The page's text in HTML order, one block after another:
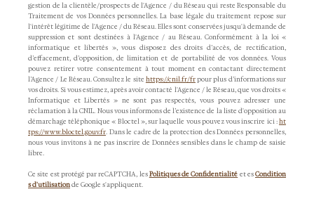
gestion de la clientèle/prospects de l'Agence / du Réseau qui reste Responsable du
Traitement de vos Données personnelles. La base légale du traitement repose sur
l'intérêt légitime de l'Agence / du Réseau. Elles sont conservées jusqu'à demande de
suppression et sont destinées à l'Agence / au Réseau. Conformément à la loi «
informatique et libertés », vous disposez des droits d’accès, de rectification,
d’effacement, d’opposition, de limitation et de portabilité de vos données. Vous
pouvez retirer votre consentement à tout moment en contactant directement
l’Agence / Le Réseau. Consultez le site https://cnil.fr/frpour plus d’informations sur
vos droits. Si vous estimez, après avoir contacté l'Agence / le Réseau, que vos droits «
Informatique et Libertés » ne sont pas respectés, vous pouvez adresser une
réclamation à la CNIL. Nous vous informons de l’existence de la liste d'opposition au
démarchage téléphonique « Bloctel », sur laquelle vous pouvez vous inscrire ici :ht
tps://www.bloctel.gouv.fr. Dans le cadre de la protection des Données personnelles,
nous vous invitons à ne pas inscrire de Données sensibles dans le champ de saisie
libre.
Ce site est protégé par reCAPTCHA, lesPolitiques de Confidentialité et esCondition
s d'utilisationde Google s'appliquent.